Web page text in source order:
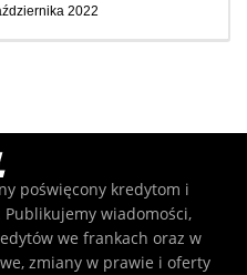
2022
poświęcony kredytom i
wiadomości,
we frankach oraz w
zmiany w prawie i oferty